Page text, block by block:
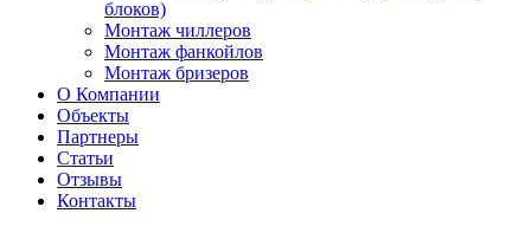
блоков)
Монтаж чиллеров
Монтаж фанкойлов
Монтаж бризеров
О Компании
Объекты
Партнеры
Статьи
Отзывы
Контакты